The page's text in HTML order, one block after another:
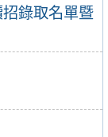
錄取名單暨